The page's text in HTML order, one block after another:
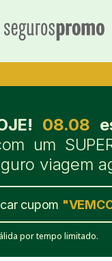
08.08
um
viagem
cupom "
por tempo limitado.